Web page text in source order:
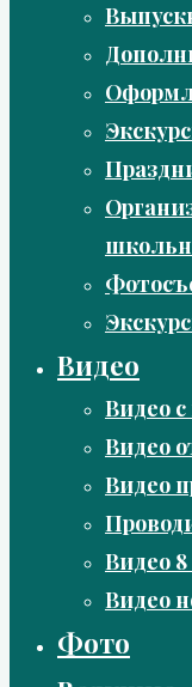
Видео
Видео
Видео
Видео
Видео
Видео
Фото